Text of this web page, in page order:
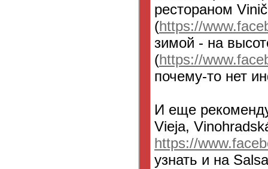
рестораном
(https://
зимой - на
(https://
почему-то нет
И еще
Vieja,
https://
узнать и на